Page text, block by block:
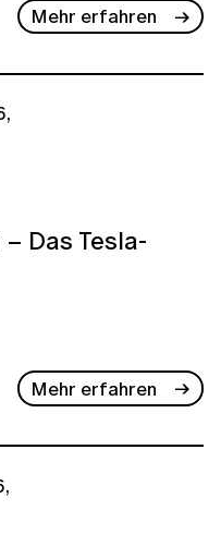
Mehr erfahren
Das Tesla-
Mehr erfahren